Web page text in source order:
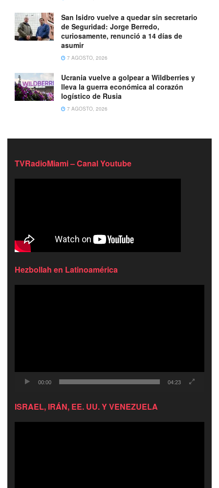
San Isidro vuelve a quedar sin secretario
de Seguridad: Jorge Berredo,
curiosamente, renunció a 14 días de
asumir
7 AGOSTO, 2026
Ucrania vuelve a golpear a Wildberries y
lleva la guerra económica al corazón
logístico de Rusia
7 AGOSTO, 2026
TVRadioMiami – Canal Youtube
Hezbollah en Latinoamérica
00:00 04:23
ISRAEL, IRÁN, EE. UU. Y VENEZUELA